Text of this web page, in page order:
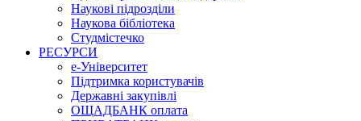
Наукові підрозділи
Наукова бібліотека
Студмістечко
РЕСУРСИ
е-Університет
Підтримка користувачів
Державні закупівлі
ОЩАДБАНК оплата